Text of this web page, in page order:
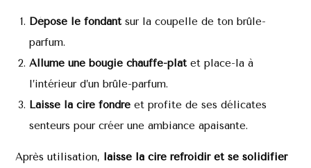
Dépose le fondantsur la coupelle de ton brûle-
parfum.
Allume une bougie chauffe-platet place-la à
l’intérieur d’un brûle-parfum.
Laisse la cire fondre et profite de ses délicates
senteurs pour créer une ambiance apaisante.
Après utilisation, laisse la cire refroidir et se solidifier